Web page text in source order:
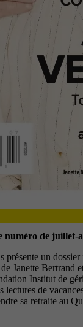
numéro de juillet-
présente un
Janette Bertrand
Institut de
lectures de
sa retraite au